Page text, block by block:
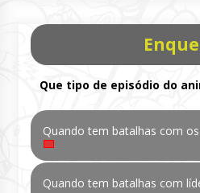
Que tipo de episódio do
Quando tem batalhas com
Quando tem batalhas com